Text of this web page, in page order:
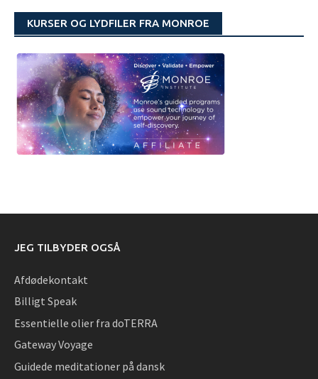
KURSER OG LYDFILER FRA MONROE
JEG TILBYDER OGSÅ
Afdødekontakt
Billigt Speak
Essentielle olier fra doTERRA
Gateway Voyage
Guidede meditationer på dansk